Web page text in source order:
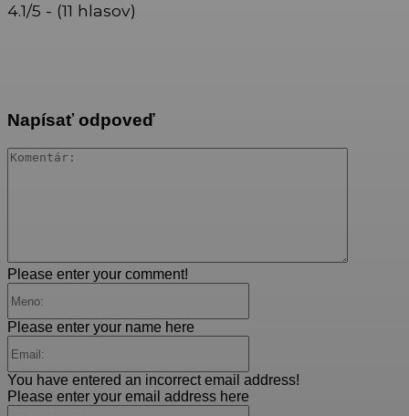
4.1/5 - (11 hlasov)
Napísať odpoveď
Please enter your comment!
Please enter your name here
You have entered an incorrect email address!
Please enter your email address here